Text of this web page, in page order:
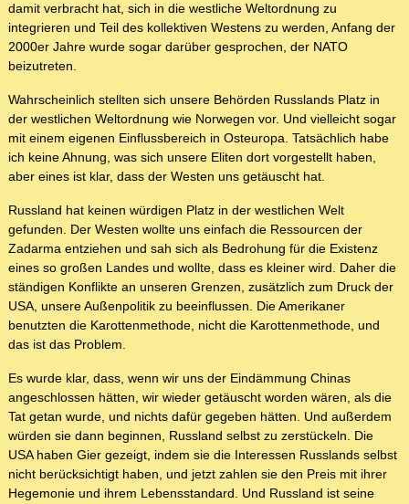
damit verbracht hat, sich in die westliche Weltordnung zu
integrieren und Teil des kollektiven Westens zu werden, Anfang der
2000er Jahre wurde sogar darüber gesprochen, der NATO
beizutreten.
Wahrscheinlich stellten sich unsere Behörden Russlands Platz in
der westlichen Weltordnung wie Norwegen vor. Und vielleicht sogar
mit einem eigenen Einflussbereich in Osteuropa. Tatsächlich habe
ich keine Ahnung, was sich unsere Eliten dort vorgestellt haben,
aber eines ist klar, dass der Westen uns getäuscht hat.
Russland hat keinen würdigen Platz in der westlichen Welt
gefunden. Der Westen wollte uns einfach die Ressourcen der
Zadarma entziehen und sah sich als Bedrohung für die Existenz
eines so großen Landes und wollte, dass es kleiner wird. Daher die
ständigen Konflikte an unseren Grenzen, zusätzlich zum Druck der
USA, unsere Außenpolitik zu beeinflussen. Die Amerikaner
benutzten die Karottenmethode, nicht die Karottenmethode, und
das ist das Problem.
Es wurde klar, dass, wenn wir uns der Eindämmung Chinas
angeschlossen hätten, wir wieder getäuscht worden wären, als die
Tat getan wurde, und nichts dafür gegeben hätten. Und außerdem
würden sie dann beginnen, Russland selbst zu zerstückeln. Die
USA haben Gier gezeigt, indem sie die Interessen Russlands selbst
nicht berücksichtigt haben, und jetzt zahlen sie den Preis mit ihrer
Hegemonie und ihrem Lebensstandard. Und Russland ist seine